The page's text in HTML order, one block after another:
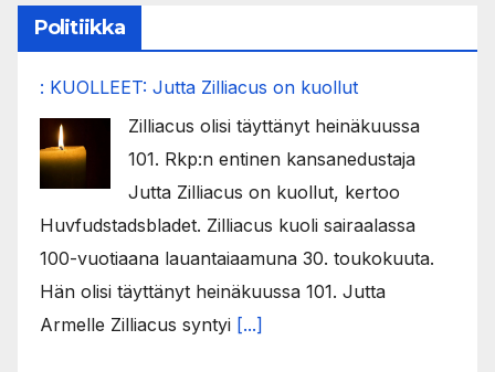
Politiikka
: KUOLLEET: Jutta Zilliacus on kuollut
Zilliacus olisi täyttänyt heinäkuussa
101. Rkp:n entinen kansanedustaja
Jutta Zilliacus on kuollut, kertoo
Huvfudstadsbladet. Zilliacus kuoli sairaalassa
100-vuotiaana lauantaiaamuna 30. toukokuuta.
Hän olisi täyttänyt heinäkuussa 101. Jutta
Armelle Zilliacus syntyi [...]